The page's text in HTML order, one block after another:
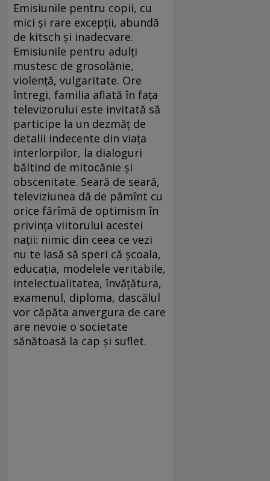
Emisiunile pentru copii, cu
mici și rare excepții, abundă
de kitsch și inadecvare.
Emisiunile pentru adulți
mustesc de grosolănie,
violență, vulgaritate. Ore
întregi, familia aflată în fața
televizorului este invitată să
participe la un dezmăț de
detalii indecente din viața
interlorpilor, la dialoguri
băltind de mitocănie și
obscenitate. Seară de seară,
televiziunea dă de pămînt cu
orice fărîmă de optimism în
privința viitorului acestei
nații: nimic din ceea ce vezi
nu te lasă să speri că școala,
educația, modelele veritabile,
intelectualitatea, învățătura,
examenul, diploma, dascălul
vor căpăta anvergura de care
are nevoie o societate
sănătoasă la cap și suflet.